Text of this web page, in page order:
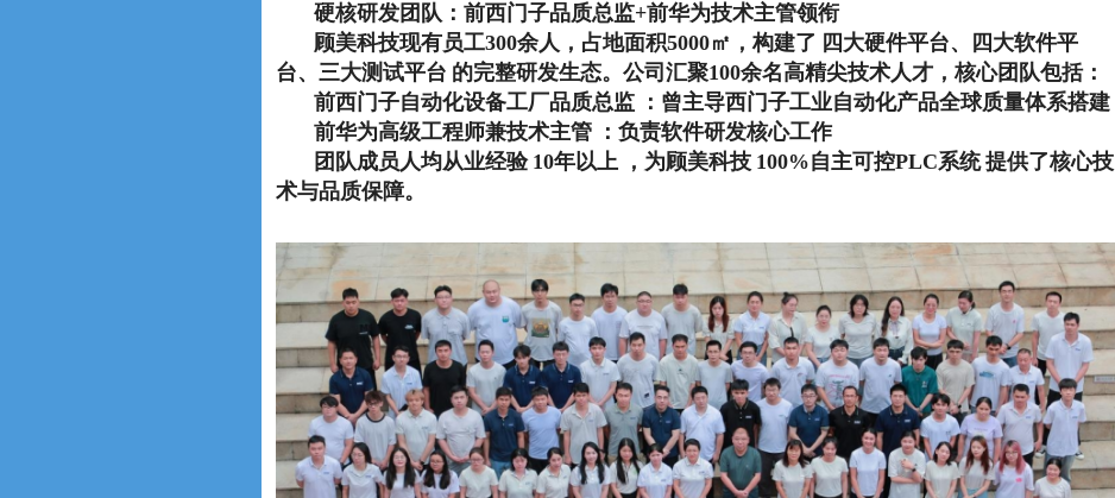
硬核研发团队：前西门子品质总监+前华为技术主管领衔
顾美科技现有员工300余人，占地面积5000㎡，构建了 四大硬件平台、四大软件平
台、三大测试平台 的完整研发生态。公司汇聚100余名高精尖技术人才，核心团队包括：
前西门子自动化设备工厂品质总监 ：曾主导西门子工业自动化产品全球质量体系搭建
前华为高级工程师兼技术主管 ：负责软件研发核心工作
团队成员人均从业经验 10年以上 ，为顾美科技 100%自主可控PLC系统 提供了核心技
术与品质保障。